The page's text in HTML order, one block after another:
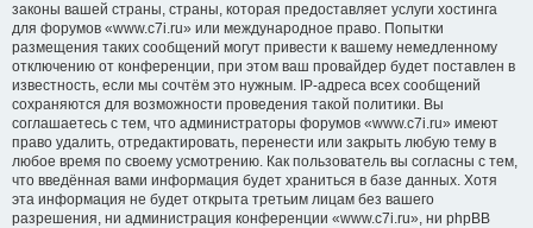
законы вашей страны, страны, которая предоставляет услуги хостинга
для форумов «www.c7i.ru» или международное право. Попытки
размещения таких сообщений могут привести к вашему немедленному
отключению от конференции, при этом ваш провайдер будет поставлен в
известность, если мы сочтём это нужным. IP-адреса всех сообщений
сохраняются для возможности проведения такой политики. Вы
соглашаетесь с тем, что администраторы форумов «www.c7i.ru» имеют
право удалить, отредактировать, перенести или закрыть любую тему в
любое время по своему усмотрению. Как пользователь вы согласны с тем,
что введённая вами информация будет храниться в базе данных. Хотя
эта информация не будет открыта третьим лицам без вашего
разрешения, ни администрация конференции «www.c7i.ru», ни phpBB